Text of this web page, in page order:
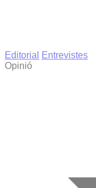
Editorial
Entrevistes
Opinió